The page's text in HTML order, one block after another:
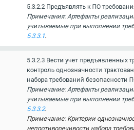
5.3.2.2 Предъявлять к ПО
Примечания: Артефакты
учитываемые при выполнении
5.3.3.1.
5.3.2.3 Вести учет предъявленных
контроль однозначности
набора требований безопасности
Примечание: Артефакты
учитываемые при выполнении
5.3.3.2.
Примечание: Критерии
непротиворечивости набора